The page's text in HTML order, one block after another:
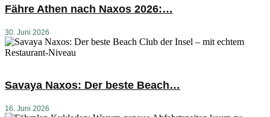
Fähre Athen nach Naxos 2026:…
30. Juni 2026
Savaya Naxos: Der beste Beach…
16. Juni 2026